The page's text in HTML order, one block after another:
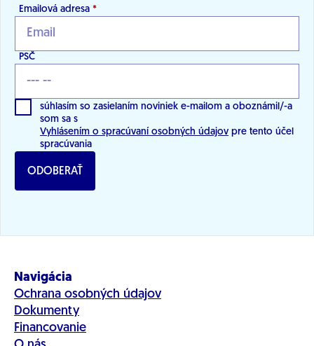
Emailová adresa *
PSČ
súhlasím so zasielaním noviniek e-mailom a oboznámil/-a
som sa s
Vyhlásením o spracúvaní osobných údajov pre tento účel
spracúvania
ODOBERAŤ
Navigácia
Ochrana osobných údajov
Dokumenty
Financovanie